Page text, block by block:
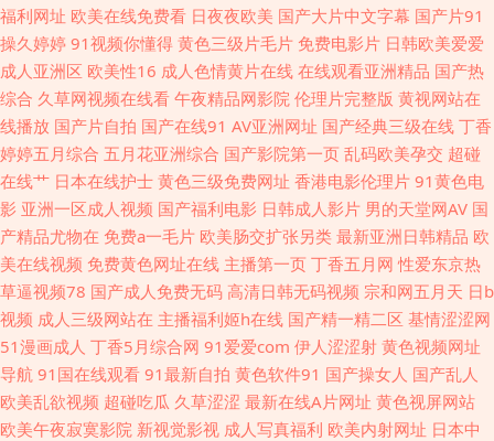
97在线 日韩三级在线观看 超碰久碰 激情五月欧美 人人操免费 97在线观看
欧美瑟瑟 91精品丝袜国产 成人久久免费 久久福利一区二区 日韩伦理3P动作
99超碰精品 狠狠干综合影院 日本性爱少妇 在线成人网址 爱豆传媒免费播放
精品福利局 91国自在线播放 韩国日本色色 日韩欧美A片 97福利社 国产视频
51 人人澡人人爱 中日肏屄视频 超碰BB 久久成人精品 日韩艹逼 尤物com欧
美 成人精品视频 日本熟妇色视频 91视频综合大全 户外丰满少妇啪片 日本
www色色 综合色色2 超碰人人鲁人人 欧美桃色网 九九99热 日韩啪啪在线视
频 操熟女视频 欧美野外性V 在线黑丝91 国产91探花 欧美另娄性爱 伊人网狼
福利网址 欧美在线免费看 日夜夜欧美 国产大片中文字幕 国产片91
操久婷婷 91视频你懂得 黄色三级片毛片 免费电影片 日韩欧美爱爱
成人亚洲区 欧美性16 成人色情黄片在线 在线观看亚洲精品 国产热
综合 久草网视频在线看 午夜精品网影院 伦理片完整版 黄视网站在
线播放 国产片自拍 国产在线91 AV亚洲网址 国产经典三级在线 丁香
婷婷五月综合 五月花亚洲综合 国产影院第一页 乱码欧美孕交 超碰
在线艹 日本在线护士 黄色三级免费网址 香港电影伦理片 91黄色电
影 亚洲一区成人视频 国产福利电影 日韩成人影片 男的天堂网AV 国
产精品尤物在 免费a一毛片 欧美肠交扩张另类 最新亚洲日韩精品 欧
美在线视频 免费黄色网址在线 主播第一页 丁香五月网 性爱东京热
草逼视频78 国产成人免费无码 高清日韩无码视频 宗和网五月天 日b
视频 成人三级网站在 主播福利姬h在线 国产精一精二区 基情涩涩网
51漫画成人 丁香5月综合网 91爱爱com 伊人涩涩射 黄色视频网址
导航 91国在线观看 91最新自拍 黄色软件91 国产操女人 国产乱人
欧美乱欲视频 超碰吃瓜 久草涩涩 最新在线A片网址 黄色视屏网站
欧美午夜寂寞影院 新视觉影视 成人写真福利 欧美内射网址 日本中